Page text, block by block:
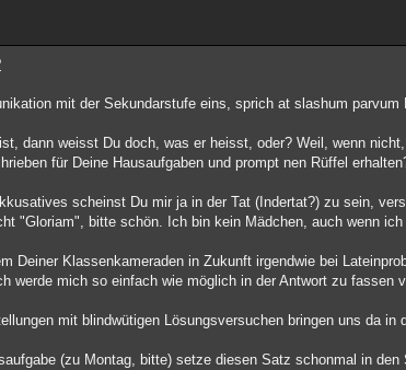
mit der Sekundarstufe eins, sprich at slashum parvum
dann weisst Du doch, was er heisst, oder? Weil, wenn
für Deine Hausaufgaben und prompt nen Rüffel
scheinst Du mir ja in der Tat (Indertat?) zu sein,
"Gloriam", bitte schön. Ich bin kein Mädchen, auch wenn ich
Deiner Klassenkameraden in Zukunft irgendwie bei
werde mich so einfach wie möglich in der Antwort zu fassen
mit blindwütigen Lösungsversuchen bringen uns da
(zu Montag, bitte) setze diesen Satz schonmal in